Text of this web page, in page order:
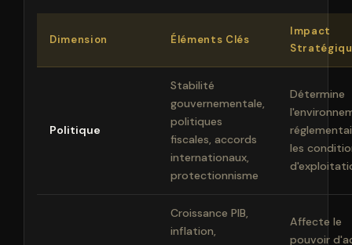
Dimension Éléments Clés
Impact
Politique
Stabilité
gouvernementale,
politiques
fiscales, accords
internationaux,
protectionnisme
Détermine
les
Croissance PIB,
inflation,
Affecte le
pouvoir